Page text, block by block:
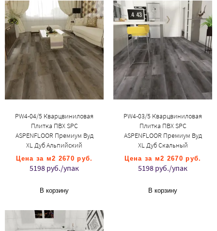
PW4-04/5 Кварцвиниловая
Плитка ПВХ SPC
ASPENFLOOR Премиум Вуд
XL Дуб Альпийский
Цена за м2 2670 руб.
5198 руб./упак
В корзину
PW4-03/5 Кварцвиниловая
Плитка ПВХ SPC
ASPENFLOOR Премиум Вуд
XL Дуб Скальный
Цена за м2 2670 руб.
5198 руб./упак
В корзину